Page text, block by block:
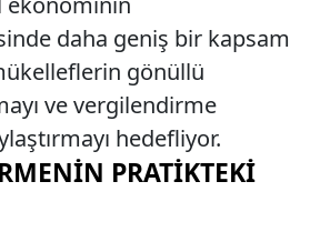
daha geniş bir kapsam
gönüllü
ve vergilendirme
hedefliyor.
PRATIKTEKI